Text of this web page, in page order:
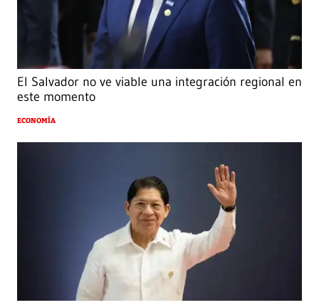
El Salvador no ve viable una integración regional en
este momento
ECONOMÍA